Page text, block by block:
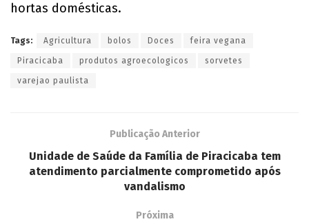
hortas domésticas.
Tags: Agricultura bolos Doces feira vegana
Piracicaba produtos agroecologicos sorvetes
varejao paulista
Publicação Anterior
Unidade de Saúde da Família de Piracicaba tem
atendimento parcialmente comprometido após
vandalismo
Próxima